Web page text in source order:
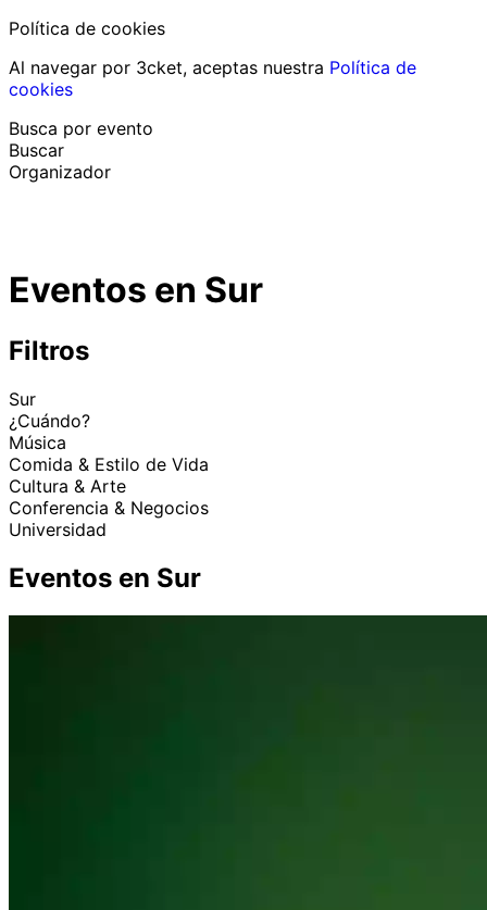
Política de cookies
Al navegar por 3cket, aceptas nuestra Política de
cookies
Busca por evento
Buscar
Organizador
Ayuda al participanteHe perdido mi entrada
Eventos en Sur
Filtros
Sur
¿Cuándo?
Música
Comida & Estilo de Vida
Cultura & Arte
Conferencia & Negocios
Universidad
Eventos en Sur